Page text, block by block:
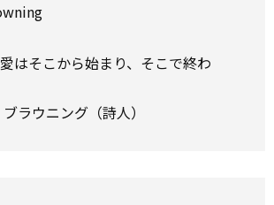
はそこから始まり、そこで終わ
ラウニング（詩人）